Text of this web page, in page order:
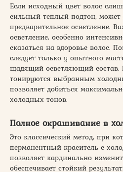
Если исходный цвет волос
сильный теплый подтон, может
предварительное осветление.
осветление, особенно
сказаться на здоровье волос.
следует только у опытного
щадящий осветляющий состав.
тонируются выбранным
позволяет добиться
холодных тонов.
Полное окрашивание в
Это классический метод, при
перманентный краситель с
позволяет кардинально
обеспечивает стойкий